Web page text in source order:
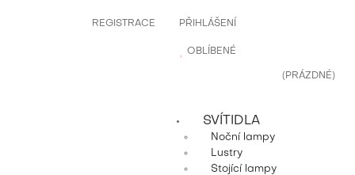
PŘIHLÁŠENÍ
REGISTRACE
OBLÍBENÉ
(PRÁZDNÉ)
SVÍTIDLA
Noční lampy
Lustry
Stojící lampy